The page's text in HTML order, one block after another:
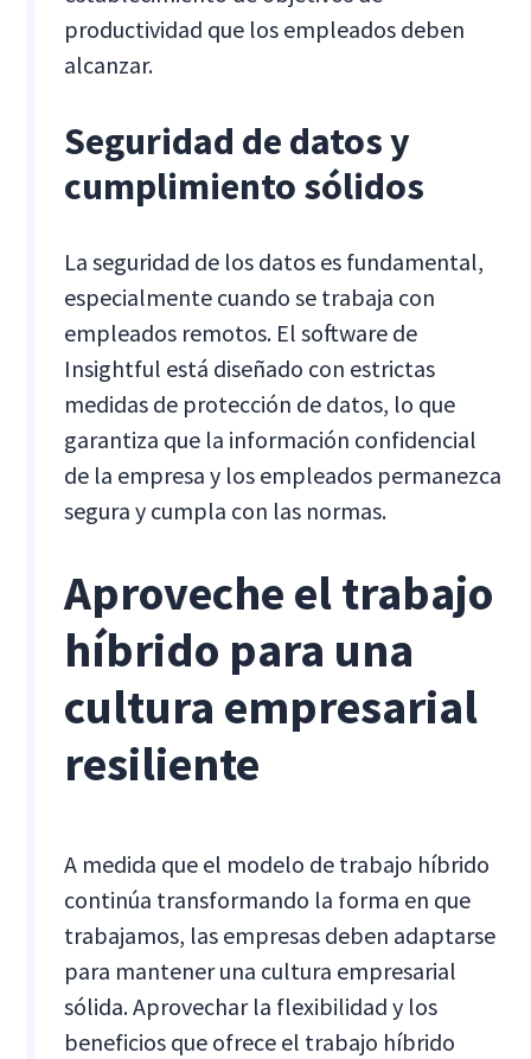
productividad que los empleados deben
alcanzar.
Seguridad de datos y
cumplimiento sólidos
La seguridad de los datos es fundamental,
especialmente cuando se trabaja con
empleados remotos. El software de
Insightful está diseñado con estrictas
medidas de protección de datos, lo que
garantiza que la información confidencial
de la empresa y los empleados permanezca
segura y cumpla con las normas.
Aproveche el trabajo
híbrido para una
cultura empresarial
resiliente
A medida que el modelo de trabajo híbrido
continúa transformando la forma en que
trabajamos, las empresas deben adaptarse
para mantener una cultura empresarial
sólida. Aprovechar la flexibilidad y los
beneficios que ofrece el trabajo híbrido